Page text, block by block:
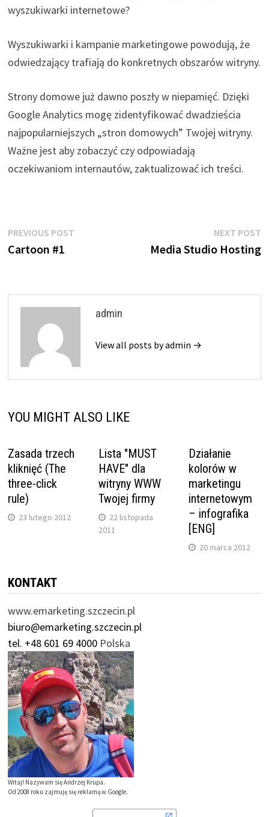
wyszukiwarki internetowe?
Wyszukiwarki i kampanie marketingowe powodują, że
odwiedzający trafiają do konkretnych obszarów witryny.
Strony domowe już dawno poszły w niepamięć. Dzięki
Google Analytics mogę zidentyfikować dwadzieścia
najpopularniejszych „stron domowych” Twojej witryny.
Ważne jest aby zobaczyć czy odpowiadają
oczekiwaniom internautów, zaktualizować ich treści.
Nawigacja
wpisu
PREVIOUS POSTPrevious
Cartoon #1
NEXT POST
Media Studio Hosting
admin
View all posts by admin →
YOU MIGHT ALSO LIKE
Zasada trzech
kliknięć (The
three-click
rule)
23 lutego 2012
Lista "MUST
HAVE" dla
witryny WWW
Twojej firmy
22 listopada
2011
Działanie
kolorów w
marketingu
internetowym
– infografika
[ENG]
20 marca 2012
KONTAKT
www.emarketing.szczecin.pl
biuro@emarketing.szczecin.pl
tel. +48 601 69 4000Polska
Witaj! Nazywam się Andrzej Krupa.
Od 2008 roku zajmuję się reklamą w Google.